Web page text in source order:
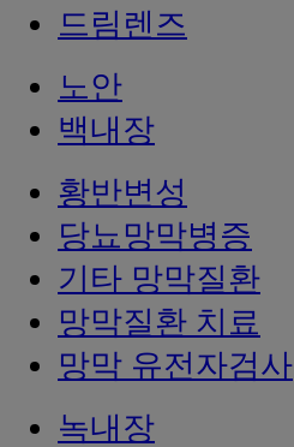
드림렌즈
노안
백내장
황반변성
당뇨망막병증
기타 망막질환
망막질환 치료
망막 유전자검사
녹내장